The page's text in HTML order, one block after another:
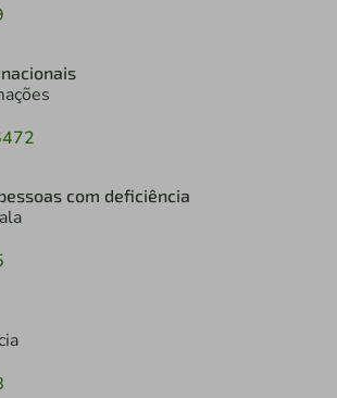
com deficiência